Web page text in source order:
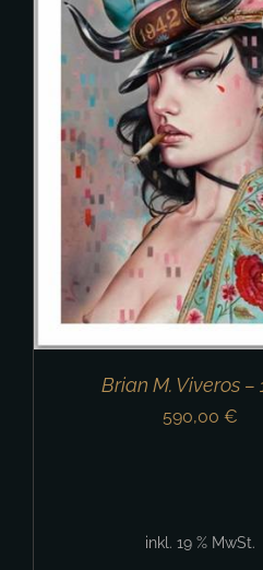
Brian M. Viveros –
590,00 €
inkl. 19 % MwSt.
DETAILS